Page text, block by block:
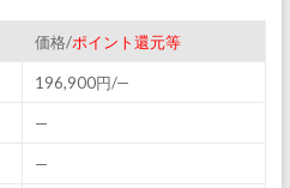
価格/ポイント還元等
196,900円/—
—
—